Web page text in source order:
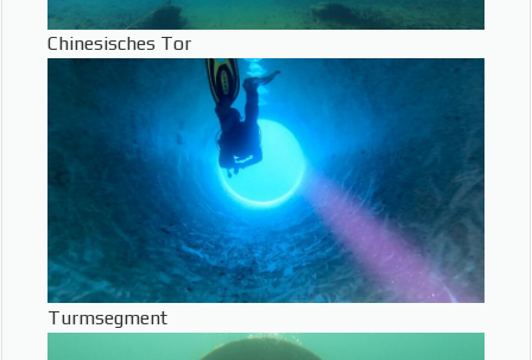
Chinesisches Tor
Turmsegment